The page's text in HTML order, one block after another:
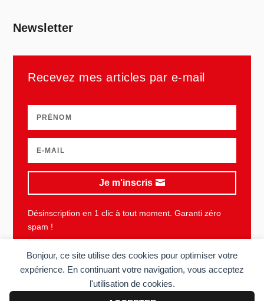
Bonjour, ce site utilise des cookies pour optimiser votre
expérience. En continuant votre navigation, vous acceptez
l'utilisation de cookies.
Newsletter
Recevez mes articles par e-mail
Je m'inscris
Désinscription en 1 clic à tout moment. Garanti zéro
spam !
Plan du site Mentions légales Vie privée